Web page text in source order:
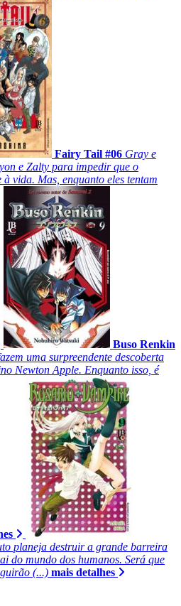
Fairy Tail #06 Gray e
e Zalty para impedir que o
vida. Mas, enquanto eles tentam
Buso Renkin
uma surpreendente descoberta
Newton Apple. Enquanto isso, é
planeja destruir a grande barreira
do mundo dos humanos. Será que
(...) mais detalhes